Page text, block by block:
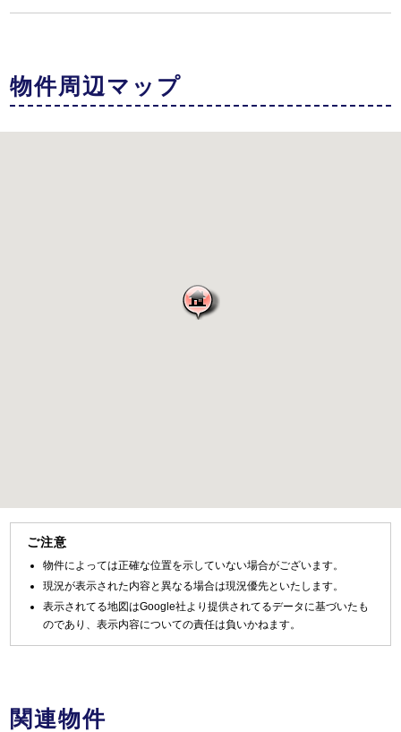
物件周辺マップ
ご注意
物件によっては正確な位置を示していない場合がございます。
現況が表示された内容と異なる場合は現況優先といたします。
表示されてる地図はGoogle社より提供されてるデータに基づいたも
のであり、表示内容についての責任は負いかねます。
関連物件